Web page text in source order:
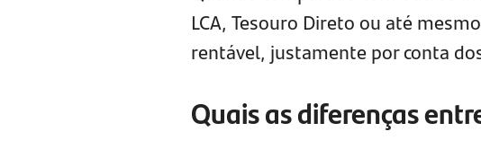
LCA, Tesouro Direto ou até
rentável, justamente por conta
Quais as diferenças